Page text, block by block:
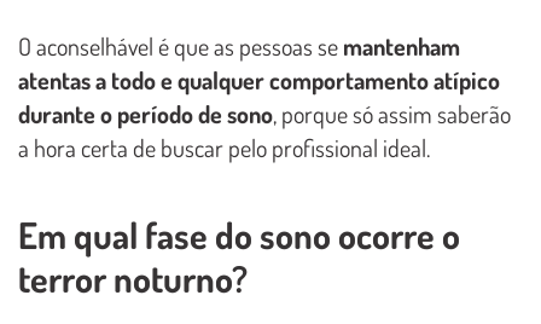
O aconselhável é que as pessoas semantenham
atentas a todo e qualquer comportamento atípico
durante o período de sono, porque só assim saberão
a hora certa de buscar pelo profissional ideal.
Em qual fase do sono ocorre o
terror noturno?